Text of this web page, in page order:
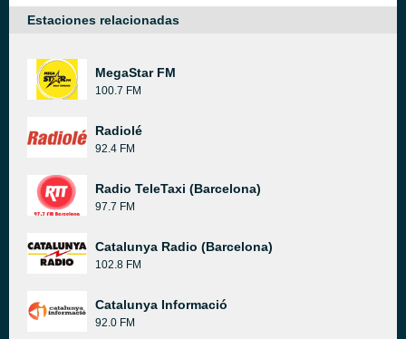
Estaciones relacionadas
MegaStar FM
100.7 FM
Radiolé
92.4 FM
Radio TeleTaxi (Barcelona)
97.7 FM
Catalunya Radio (Barcelona)
102.8 FM
Catalunya Informació
92.0 FM